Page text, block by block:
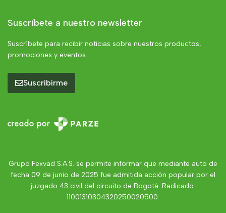
Suscríbete a nuestro newsletter
Suscríbete para recibir noticias sobre nuestros productos,
promociones y eventos.
Suscribirme
Grupo Fexvad S.A.S. se permite informar que mediante auto de
fecha 09 de junio de 2025 fue admitida acción popular por el
juzgado 43 civil del circuito de Bogotá. Radicado:
11001310304320250020500.